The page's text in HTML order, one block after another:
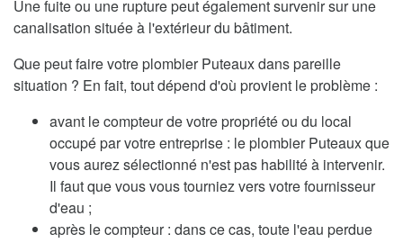
Une fuite ou une rupture peut également survenir sur une
canalisation située à l'extérieur du bâtiment.
Que peut faire votre plombier Puteaux dans pareille
situation ? En fait, tout dépend d'où provient le problème :
avant le compteur de votre propriété ou du local
occupé par votre entreprise : le plombier Puteaux que
vous aurez sélectionné n'est pas habilité à intervenir.
Il faut que vous vous tourniez vers votre fournisseur
d'eau ;
après le compteur : dans ce cas, toute l'eau perdue